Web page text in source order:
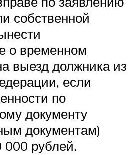
собственной
о временном
выезд должника из
если
по
документу
документам)
рублей.